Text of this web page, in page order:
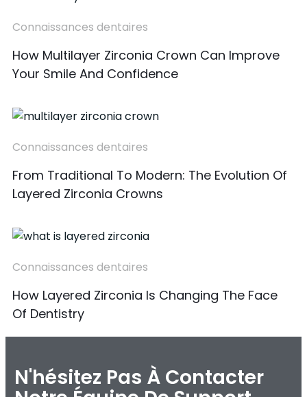
Connaissances dentaires
How Multilayer Zirconia Crown Can Improve
Your Smile And Confidence
Connaissances dentaires
From Traditional To Modern: The Evolution Of
Layered Zirconia Crowns
Connaissances dentaires
How Layered Zirconia Is Changing The Face
Of Dentistry
N'hésitez Pas À Contacter